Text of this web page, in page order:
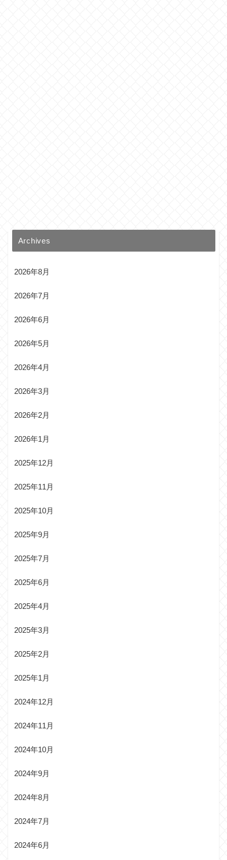
Archives
2026年8月
2026年7月
2026年6月
2026年5月
2026年4月
2026年3月
2026年2月
2026年1月
2025年12月
2025年11月
2025年10月
2025年9月
2025年7月
2025年6月
2025年4月
2025年3月
2025年2月
2025年1月
2024年12月
2024年11月
2024年10月
2024年9月
2024年8月
2024年7月
2024年6月